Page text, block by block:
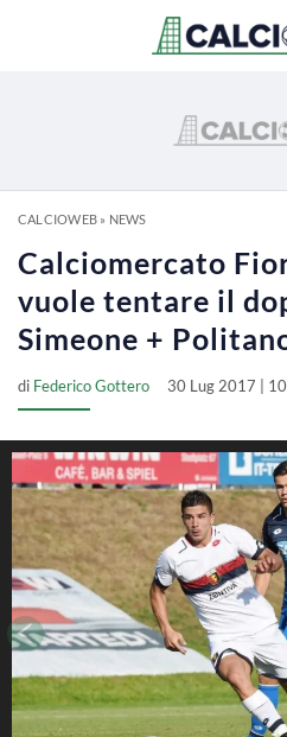
CALCIOWEB» NEWS
Calciomercato
vuole tentare il
Simeone +
di Federico Gottero 30 Lug 2017 |